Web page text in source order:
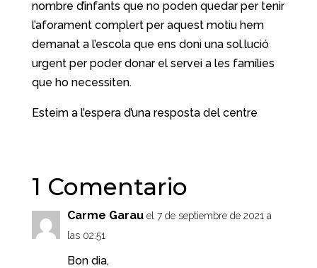
nombre d’infants que no poden quedar per tenir
l’aforament complert per aquest motiu hem
demanat a l’escola que ens doni una sol.lució
urgent per poder donar el servei a les famílies
que ho necessiten.
Esteim a l’espera d’una resposta del centre
1 Comentario
Carme Garau el 7 de septiembre de 2021 a
las 02:51
Bon dia,